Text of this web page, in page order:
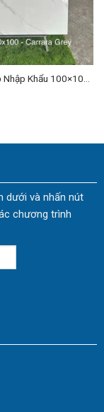
Khẩu 100×100
dưới và nhấn nút
chương trình